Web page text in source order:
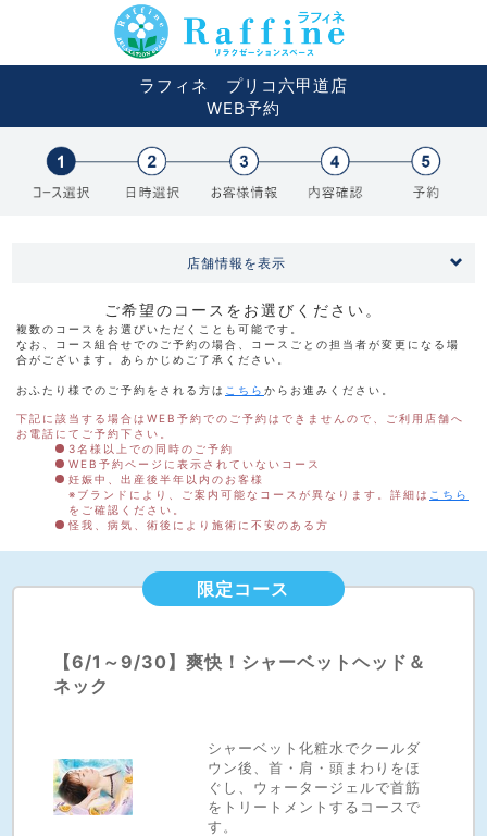
ラフィネ プリコ六甲道店
WEB予約
店舗情報を表示
ご希望のコースをお選びください。
複数のコースをお選びいただくことも可能です。
なお、コース組合せでのご予約の場合、コースごとの担当者が変更になる場
合がございます。あらかじめご了承ください。
おふたり様でのご予約をされる方は こちら からお進みください。
下記に該当する場合はWEB予約でのご予約はできませんので、ご利用店舗へ
お電話にてご予約下さい。
3名様以上での同時のご予約
WEB予約ページに表示されていないコース
妊娠中、出産後半年以内のお客様
※ブランドにより、ご案内可能なコースが異なります。詳細は こちら
をご確認ください。
怪我、病気、術後により施術に不安のある方
限定コース
【6/1～9/30】爽快！シャーベットヘッド＆
ネック
シャーベット化粧水でクールダ
ウン後、首・肩・頭まわりをほ
ぐし、ウォータージェルで首筋
をトリートメントするコースで
す。